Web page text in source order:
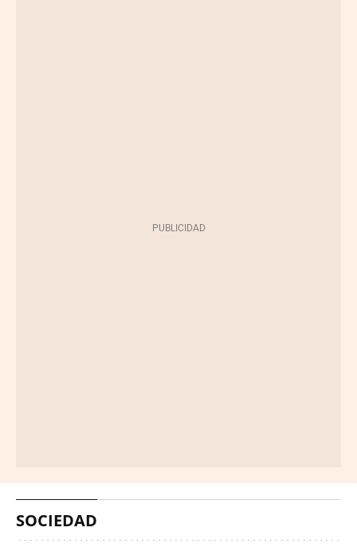
SOCIEDAD